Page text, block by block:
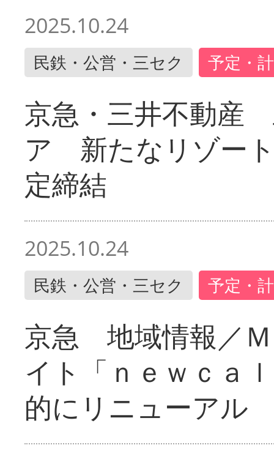
2025.10.24
民鉄・公営・三セク 予定・
京急・三井不動産
ア 新たなリゾー
定締結
2025.10.24
民鉄・公営・三セク 予定・
京急 地域情報／
イト「ｎｅｗｃａ
的にリニューアル